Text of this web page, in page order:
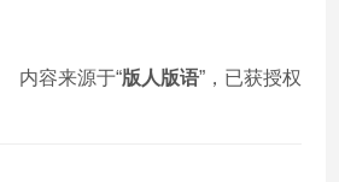
内容来源于“版人版语”，已获授权